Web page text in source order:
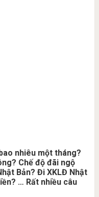
nhiêu một tháng?
Chế độ đãi ngộ
Bản? Đi XKLĐ Nhật
… Rất nhiều câu